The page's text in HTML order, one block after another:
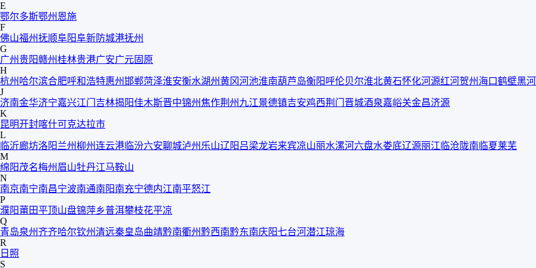
E
鄂尔多斯鄂州 恩施
F
佛山福州抚顺阜阳阜新防城港抚州
G
广州贵阳赣州桂林贵港广安广元固原
H
杭州 哈尔滨合肥呼和浩特惠州邯郸菏泽淮安衡水湖州黄冈河池淮南葫芦岛衡阳 呼伦贝尔淮北黄石怀化河源红河贺州 海口鹤壁黑河
J
济南金华济宁嘉兴江门 吉林揭阳佳木斯晋中锦州焦作荆州 九江景德镇吉安鸡西荆门 晋城酒泉嘉峪关金昌济源
K
昆明开封喀什可克达拉市
L
临沂廊坊洛阳兰州柳州连云港 临汾六安聊城泸州 乐山辽阳 吕梁龙岩来宾凉山丽水漯河六盘水娄底辽源丽江 临沧 陇南 临夏莱芜
M
绵阳茂名梅州 眉山牡丹江马鞍山
N
南京南宁南昌宁波南通南阳南充宁德内江南平怒江
P
濮阳莆田平顶山盘锦萍乡普洱攀枝花平凉
Q
青岛泉州 齐齐哈尔钦州清远秦皇岛曲靖黔南衢州黔西南黔东南庆阳七台河潜江琼海
R
日照
S